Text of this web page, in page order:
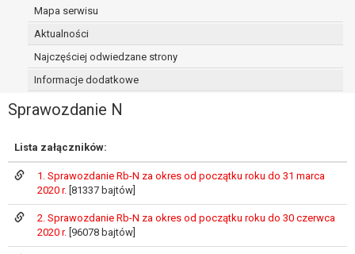
Mapa serwisu
Aktualności
Najczęściej odwiedzane strony
Informacje dodatkowe
Sprawozdanie N
Lista załączników:
1. Sprawozdanie Rb-N za okres od początku roku do 31 marca
2020 r. [81337 bajtów]
2. Sprawozdanie Rb-N za okres od początku roku do 30 czerwca
2020 r. [96078 bajtów]
prawo do przenoszenia danych na
łącznie spełnione są następujące przesłanki:
przetwarzanie danych odbywa się na
podstawie umowy zawartej z osobą,
zautomatyzowany;
prawo sprzeciwu wobec przetwarzania
danych na podstawie art. 21 RODO, wobec
przetwarzania danych osobowych, którego
podstawą prawną jest:
niezbędność przetwarzania do